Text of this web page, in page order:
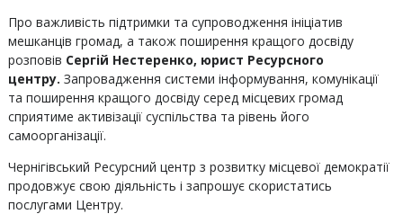
Про важливість підтримки та супроводження ініціатив
мешканців громад, а також поширення кращого досвіду
розповів Сергій Нестеренко, юрист Ресурсного
центру. Запровадження системи інформування, комунікації
та поширення кращого досвіду серед місцевих громад
сприятиме активізації суспільства та рівень його
самоорганізації.
Чернігівський Ресурсний центр з розвитку місцевої демократії
продовжує свою діяльність і запрошує скористатись
послугами Центру.